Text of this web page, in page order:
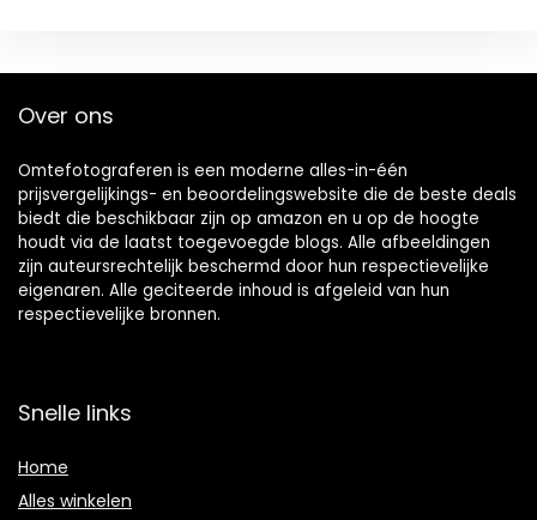
Over ons
Omtefotograferen is een moderne alles-in-één
prijsvergelijkings- en beoordelingswebsite die de beste deals
biedt die beschikbaar zijn op amazon en u op de hoogte
houdt via de laatst toegevoegde blogs. Alle afbeeldingen
zijn auteursrechtelijk beschermd door hun respectievelijke
eigenaren. Alle geciteerde inhoud is afgeleid van hun
respectievelijke bronnen.
Snelle links
Home
Alles winkelen